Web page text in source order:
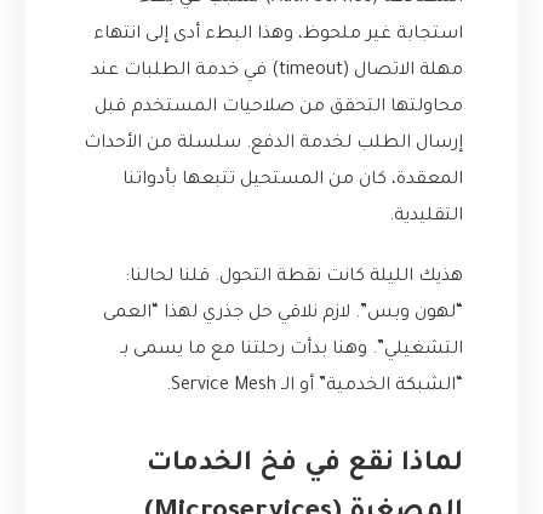
استجابة غير ملحوظ، وهذا البطء أدى إلى انتهاء
مهلة الاتصال (timeout) في خدمة الطلبات عند
محاولتها التحقق من صلاحيات المستخدم قبل
إرسال الطلب لخدمة الدفع. سلسلة من الأحداث
المعقدة، كان من المستحيل تتبعها بأدواتنا
التقليدية.
هذيك الليلة كانت نقطة التحول. قلنا لحالنا:
“لهون وبس”. لازم نلاقي حل جذري لهذا “العمى
التشغيلي”. وهنا بدأت رحلتنا مع ما يسمى بـ
“الشبكة الخدمية” أو الـ Service Mesh.
لماذا نقع في فخ الخدمات